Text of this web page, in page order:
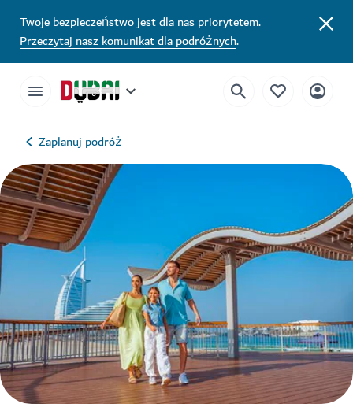
Twoje bezpieczeństwo jest dla nas priorytetem.
Przeczytaj nasz komunikat dla podróżnych.
Zaplanuj podróż